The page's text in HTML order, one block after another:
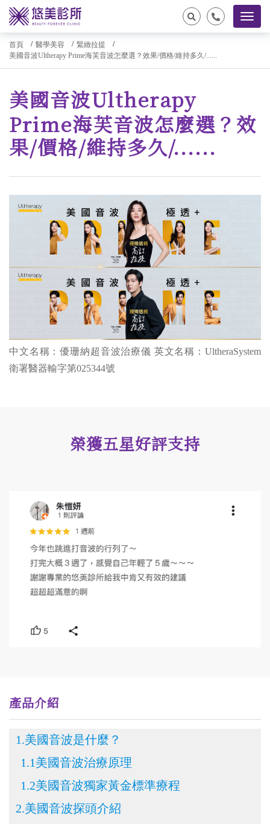
首頁 醫學美容
緊緻拉提
美國音波Ultherapy Prime海芙音波怎麼選？效果/價格/維持多久/......
美國音波Ultherapy
Prime海芙音波怎麼選？效
果/價格/維持多久/......
中文名稱：優珊納超音波治療儀 英文名稱：UltheraSystem
衛署醫器輸字第025344號
榮獲五星好評支持
產品介紹
1.美國音波是什麼？
1.1美國音波治療原理
1.2美國音波獨家黃金標準療程
2.美國音波探頭介紹